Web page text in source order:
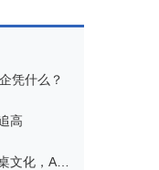
凭什么？
高
难搞了吧！